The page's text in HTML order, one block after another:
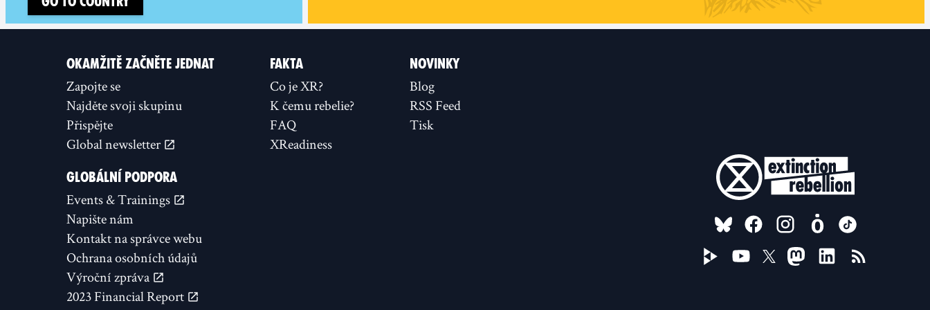
OKAMŽITĚ ZAČNĚTE JEDNAT
Zapojte se
Najděte svoji skupinu
Přispějte
Global newsletter
FAKTA
Co je XR?
K čemu rebelie?
FAQ
XReadiness
NOVINKY
Blog
RSS Feed
Tisk
GLOBÁLNÍ PODPORA
Events & Trainings
Napište nám
Kontakt na správce webu
Ochrana osobních údajů
Výroční zpráva
2023 Financial Report
FOLLOW US ON